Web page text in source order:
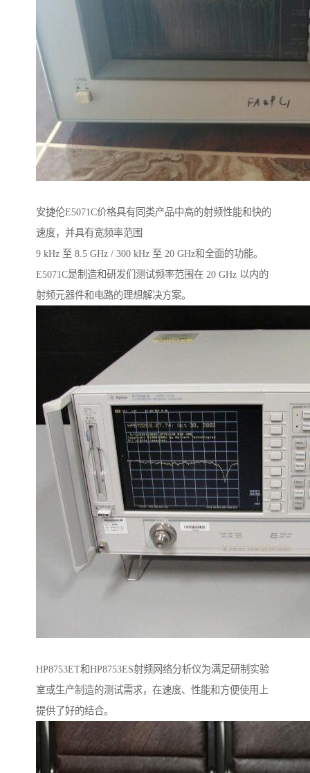
安捷伦E5071C价格具有同类产品中高的射频性能和快的
速度，并具有宽频率范围
9 kHz 至 8.5 GHz / 300 kHz 至 20 GHz和全面的功能。
E5071C是制造和研发们测试频率范围在 20 GHz 以内的
射频元器件和电路的理想解决方案。
HP8753ET和HP8753ES射频网络分析仪为满足研制实验
室或生产制造的测试需求，在速度、性能和方便使用上
提供了好的结合。